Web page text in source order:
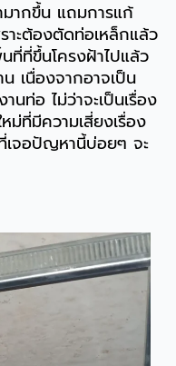
มากขึ้น แถมการแก้
าะต้องตัดท่อเหล็กแล้ว
ที่ที่ขึ้นโครงฝ้าไปแล้ว
เนื่องจากอาจเป็น
นท่อ ไม่ว่าจะเป็นเรื่อง
ม่ที่มีความเสี่ยงเรื่อง
เจอปัญหานี้บ่อยๆ จะ